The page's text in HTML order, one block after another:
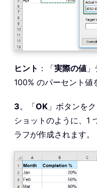
ヒント ：「実際の値
100% のパーセント値
3。「OK 」ボタンを
ショットのように、1
ラフが作成されます。